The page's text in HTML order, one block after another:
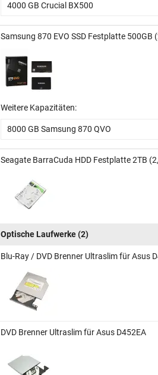
4000 GB Crucial BX500
Samsung 870 EVO SSD Festplatte 500GB
Weitere Kapazitäten:
8000 GB Samsung 870 QVO
Seagate BarraCuda HDD Festplatte 2TB
Optische Laufwerke(2)
Blu-Ray / DVD Brenner Ultraslim für Asus
DVD Brenner Ultraslim für Asus D452EA